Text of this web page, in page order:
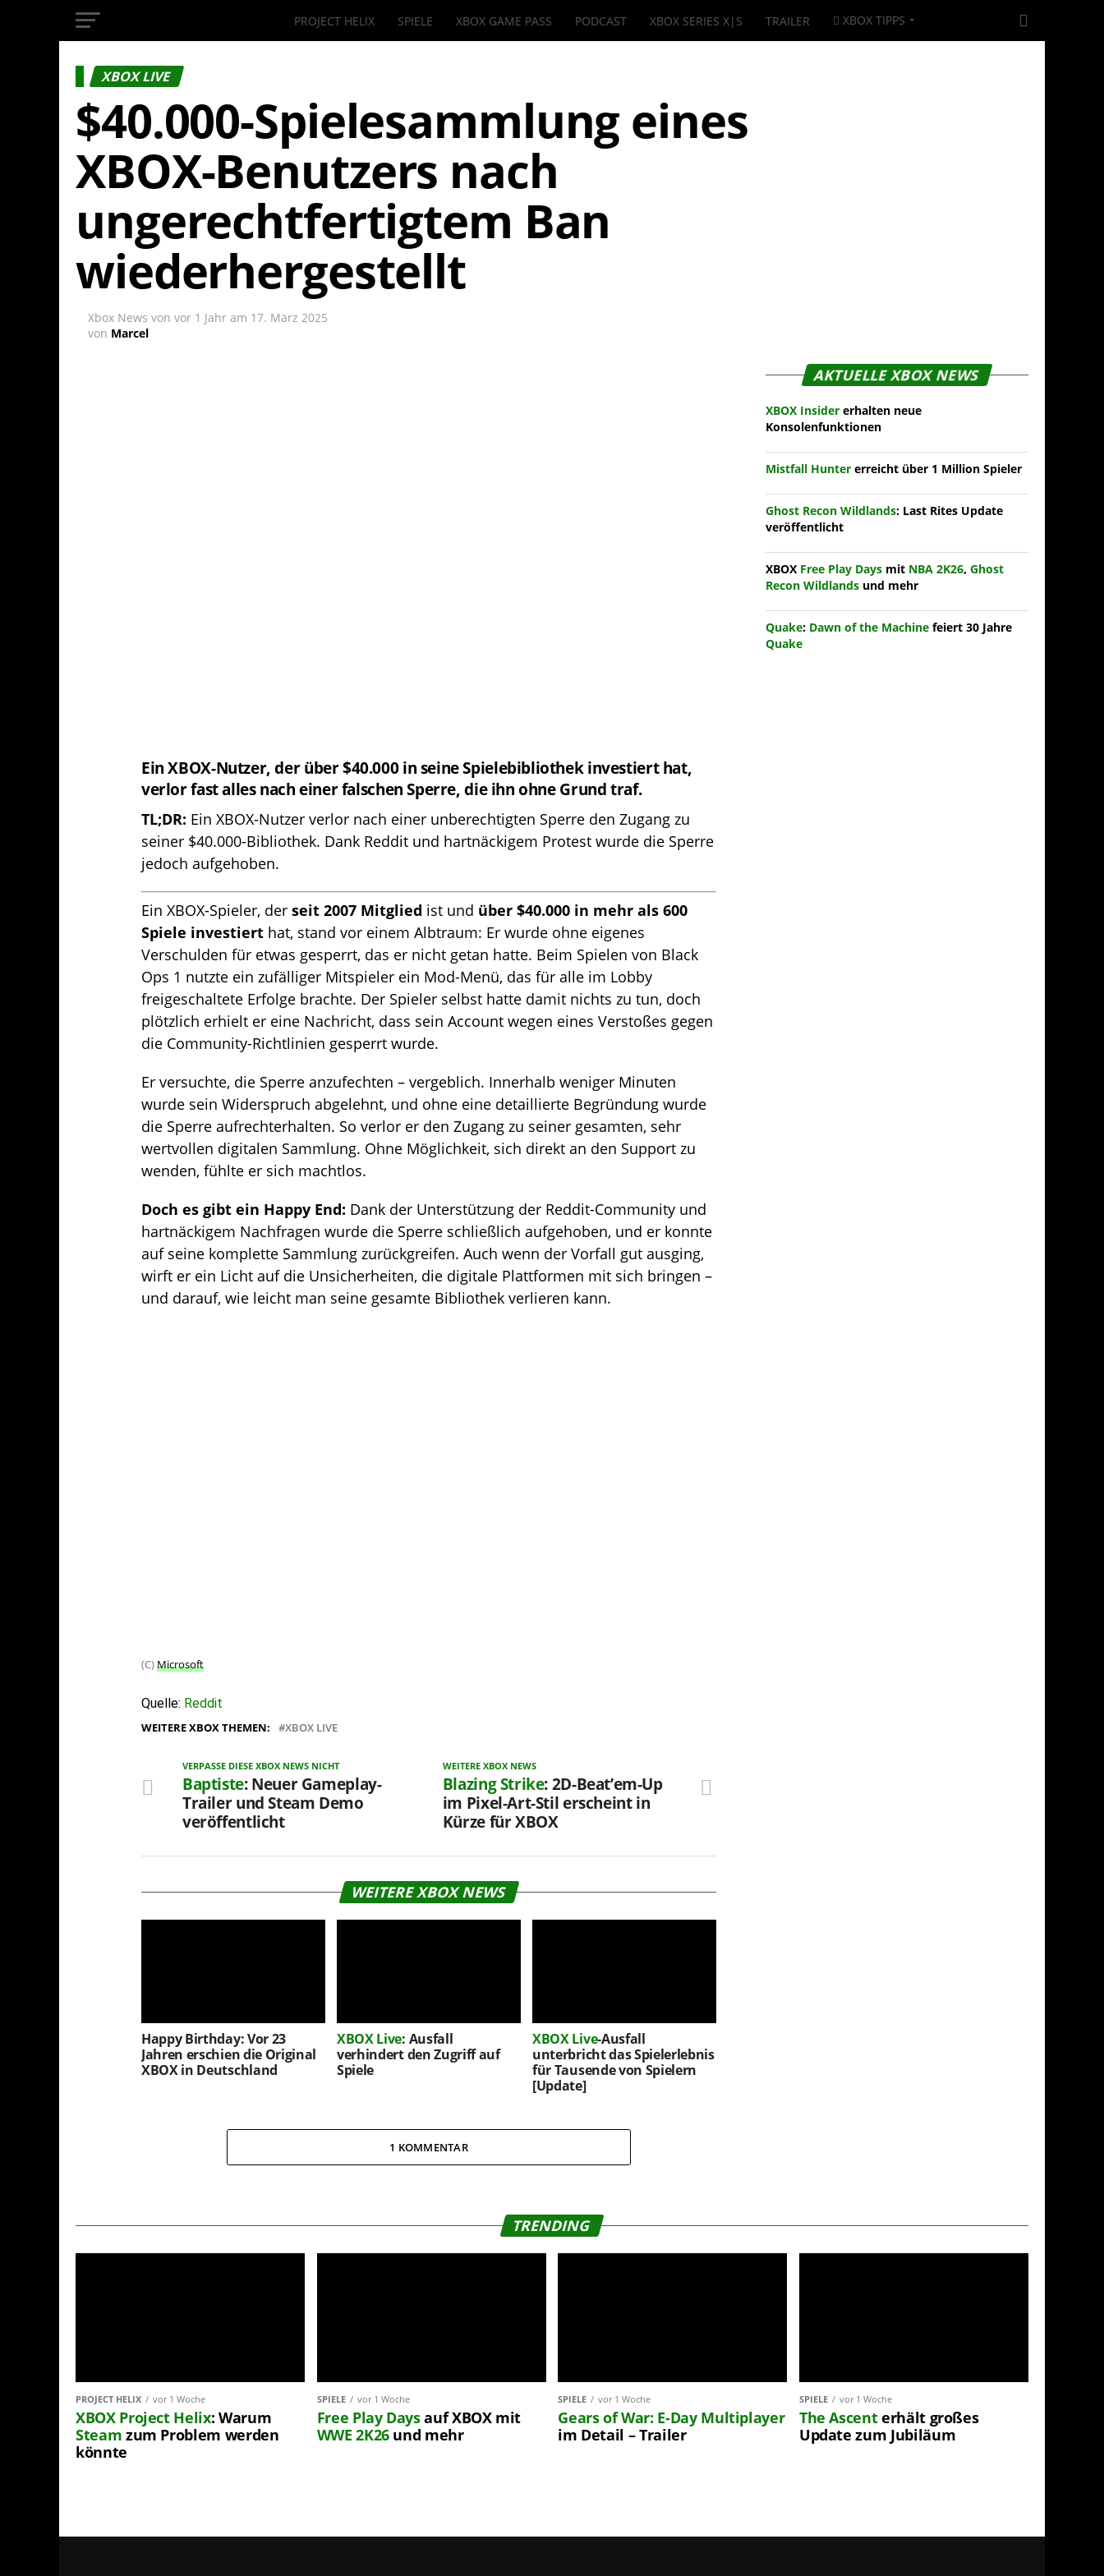
InsideXbox.de
PROJECT HELIX SPIELE XBOX GAME PASS PODCAST XBOX SERIES X|S TRAILER XBOX TIPPS
XBOX LIVE
$40.000-Spielesammlung eines
XBOX-Benutzers nach
ungerechtfertigtem Ban
wiederhergestellt
Xbox News von vor 1 Jahr am 17. März 2025
von Marcel
Ein XBOX-Nutzer, der über $40.000 in seine Spielebibliothek investiert hat,
verlor fast alles nach einer falschen Sperre, die ihn ohne Grund traf.
TL;DR: Ein XBOX-Nutzer verlor nach einer unberechtigten Sperre den Zugang zu
seiner $40.000-Bibliothek. Dank Reddit und hartnäckigem Protest wurde die Sperre
jedoch aufgehoben.
Ein XBOX-Spieler, der seit 2007 Mitglied ist und über $40.000 in mehr als 600
Spiele investiert hat, stand vor einem Albtraum: Er wurde ohne eigenes
Verschulden für etwas gesperrt, das er nicht getan hatte. Beim Spielen von Black
Ops 1 nutzte ein zufälliger Mitspieler ein Mod-Menü, das für alle im Lobby
freigeschaltete Erfolge brachte. Der Spieler selbst hatte damit nichts zu tun, doch
plötzlich erhielt er eine Nachricht, dass sein Account wegen eines Verstoßes gegen
die Community-Richtlinien gesperrt wurde.
Er versuchte, die Sperre anzufechten – vergeblich. Innerhalb weniger Minuten
wurde sein Widerspruch abgelehnt, und ohne eine detaillierte Begründung wurde
die Sperre aufrechterhalten. So verlor er den Zugang zu seiner gesamten, sehr
wertvollen digitalen Sammlung. Ohne Möglichkeit, sich direkt an den Support zu
wenden, fühlte er sich machtlos.
Doch es gibt ein Happy End: Dank der Unterstützung der Reddit-Community und
hartnäckigem Nachfragen wurde die Sperre schließlich aufgehoben, und er konnte
auf seine komplette Sammlung zurückgreifen. Auch wenn der Vorfall gut ausging,
wirft er ein Licht auf die Unsicherheiten, die digitale Plattformen mit sich bringen –
und darauf, wie leicht man seine gesamte Bibliothek verlieren kann.
(C)Microsoft
Quelle: Reddit
WEITERE XBOX THEMEN: XBOX LIVE
WEITERE XBOX NEWS
Blazing Strike: 2D-Beat’em-Up
im Pixel-Art-Stil erscheint in
Kürze für XBOX
VERPASSE DIESE XBOX NEWS NICHT
Baptiste: Neuer Gameplay-
Trailer und Steam Demo
veröffentlicht
WEITERE XBOX NEWS
Happy Birthday: Vor 23
Jahren erschien die Original
XBOX in Deutschland
XBOX Live: Ausfall
verhindert den Zugriff auf
Spiele
XBOX Live-Ausfall
unterbricht das Spielerlebnis
für Tausende von Spielern
[Update]
1 KOMMENTAR
AKTUELLE XBOX NEWS
XBOX Insider erhalten neue
Konsolenfunktionen
Mistfall Hunter erreicht über 1 Million Spieler
Ghost Recon Wildlands: Last Rites Update
veröffentlicht
XBOX Free Play Days mit NBA 2K26, Ghost
Recon Wildlands und mehr
Quake: Dawn of the Machine feiert 30 Jahre
Quake
TRENDING
PROJECT HELIX vor 1 Woche
XBOX Project Helix: Warum
Steam zum Problem werden
könnte
SPIELE vor 1 Woche
Free Play Daysauf XBOX mit
WWE 2K26und mehr
SPIELE vor 1 Woche
Gears of War: E-Day Multiplayer
im Detail – Trailer
SPIELE vor 1 Woche
The Ascenterhält großes
Update zum Jubiläum